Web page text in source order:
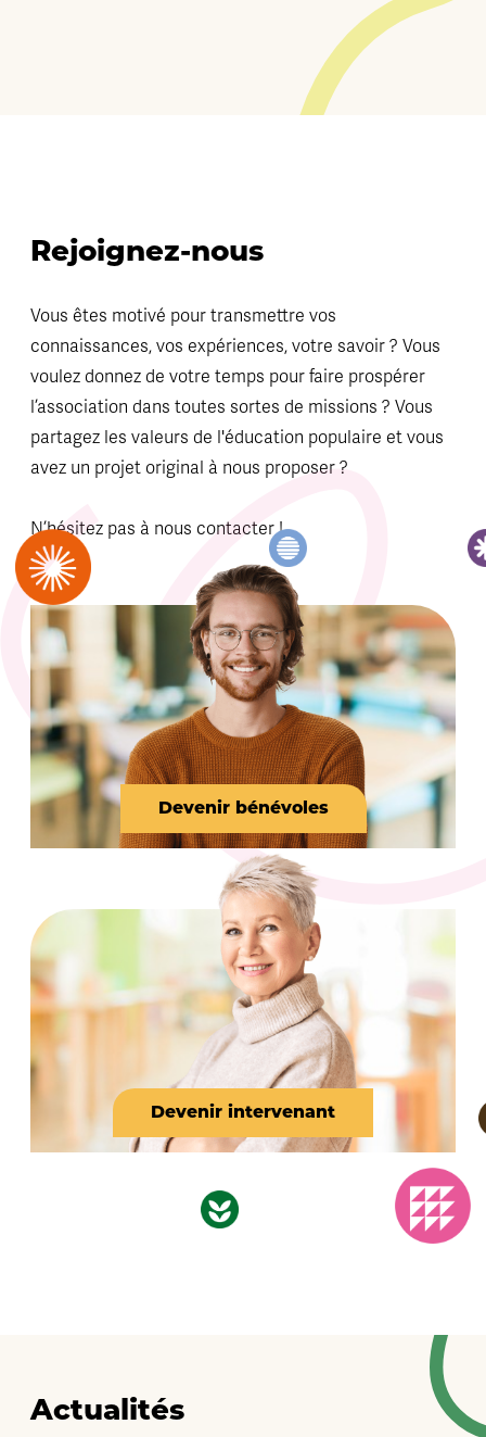
Rejoignez-nous
Vous êtes motivé pour transmettre vos
connaissances, vos expériences, votre savoir ? Vous
voulez donnez de votre temps pour faire prospérer
l’association dans toutes sortes de missions ? Vous
partagez les valeurs de l'éducation populaire et vous
avez un projet original à nous proposer ?
N’hésitez pas à nous contacter !
Devenir bénévoles
Devenir intervenant
Actualités